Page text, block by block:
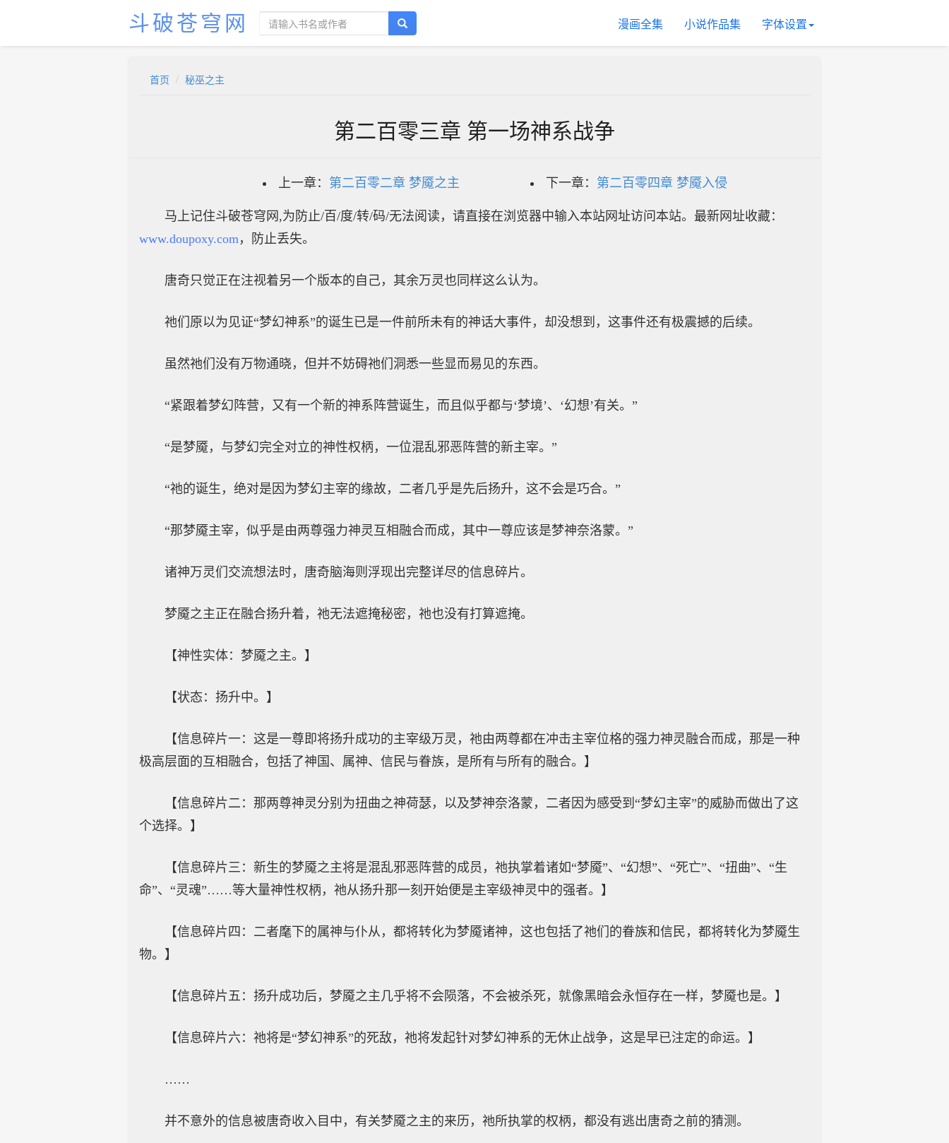
斗破苍穹网 漫画全集 小说作品集 字体设置
首页 秘巫之主
第二百零三章 第一场神系战争
上一章： 第二百零二章 梦魇之主 下一章： 第二百零四章 梦魇入侵
马上记住斗破苍穹网,为防止/百/度/转/码/无法阅读，请直接在浏览器中输入本站网址访问本站。最新网址收藏：
www.doupoxy.com，防止丢失。
唐奇只觉正在注视着另一个版本的自己，其余万灵也同样这么认为。
祂们原以为见证“梦幻神系”的诞生已是一件前所未有的神话大事件，却没想到，这事件还有极震撼的后续。
虽然祂们没有万物通晓，但并不妨碍祂们洞悉一些显而易见的东西。
“紧跟着梦幻阵营，又有一个新的神系阵营诞生，而且似乎都与‘梦境’、‘幻想’有关。”
“是梦魇，与梦幻完全对立的神性权柄，一位混乱邪恶阵营的新主宰。”
“祂的诞生，绝对是因为梦幻主宰的缘故，二者几乎是先后扬升，这不会是巧合。”
“那梦魇主宰，似乎是由两尊强力神灵互相融合而成，其中一尊应该是梦神奈洛蒙。”
诸神万灵们交流想法时，唐奇脑海则浮现出完整详尽的信息碎片。
梦魇之主正在融合扬升着，祂无法遮掩秘密，祂也没有打算遮掩。
【神性实体：梦魇之主。】
【状态：扬升中。】
【信息碎片一：这是一尊即将扬升成功的主宰级万灵，祂由两尊都在冲击主宰位格的强力神灵融合而成，那是一种
极高层面的互相融合，包括了神国、属神、信民与眷族，是所有与所有的融合。】
【信息碎片二：那两尊神灵分别为扭曲之神荷瑟，以及梦神奈洛蒙，二者因为感受到“梦幻主宰”的威胁而做出了这
个选择。】
【信息碎片三：新生的梦魇之主将是混乱邪恶阵营的成员，祂执掌着诸如“梦魇”、“幻想”、“死亡”、“扭曲”、“生
命”、“灵魂”……等大量神性权柄，祂从扬升那一刻开始便是主宰级神灵中的强者。】
【信息碎片四：二者麾下的属神与仆从，都将转化为梦魇诸神，这也包括了祂们的眷族和信民，都将转化为梦魇生
物。】
【信息碎片五：扬升成功后，梦魇之主几乎将不会陨落，不会被杀死，就像黑暗会永恒存在一样，梦魇也是。】
【信息碎片六：祂将是“梦幻神系”的死敌，祂将发起针对梦幻神系的无休止战争，这是早已注定的命运。】
……
并不意外的信息被唐奇收入目中，有关梦魇之主的来历，祂所执掌的权柄，都没有逃出唐奇之前的猜测。